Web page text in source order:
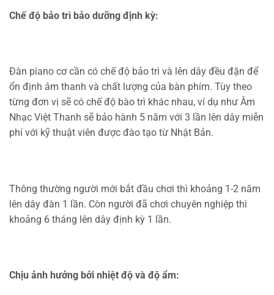
Chế độ bảo trì bảo dưỡng định kỳ:
Đàn piano cơ cần có chế độ bảo trì và lên dây đều đặn để
ổn định âm thanh và chất lượng của bàn phím. Tùy theo
từng đơn vị sẽ có chế độ bào trì khác nhau, ví dụ như Âm
Nhạc Việt Thanh sẽ bảo hành 5 năm với 3 lần lên dây miễn
phí với kỹ thuật viên được đào tạo từ Nhật Bản.
Thông thường người mới bắt đầu chơi thì khoảng 1-2 năm
lên dây đàn 1 lần. Còn người đã chơi chuyên nghiệp thì
khoảng 6 tháng lên dây định kỳ 1 lần.
Chịu ảnh hưởng bởi nhiệt độ và độ ẩm: